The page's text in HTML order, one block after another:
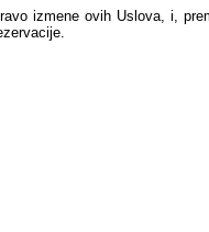
izmene ovih Uslova, i,